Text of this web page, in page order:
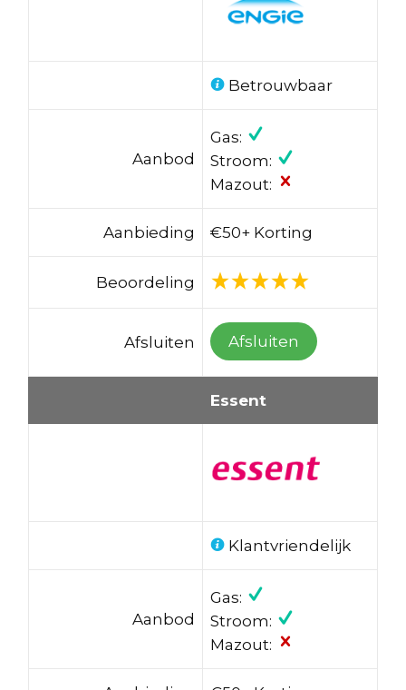
Betrouwbaar
Aanbod
Gas:
Stroom:
Mazout:
Aanbieding €50+ Korting
Beoordeling
Afsluiten Afsluiten
Essent
Klantvriendelijk
Aanbod
Gas:
Stroom:
Mazout: